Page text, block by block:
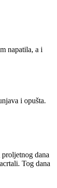
napatila, a i
i opušta.
dana
Tog dana